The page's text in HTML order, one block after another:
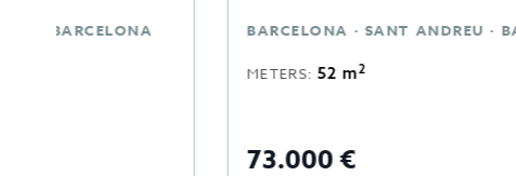
BARCELONA · SANT ANDREU · BARCELONA